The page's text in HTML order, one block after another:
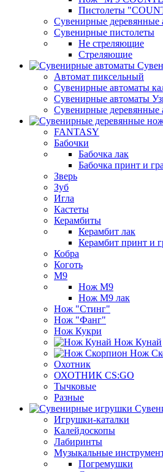
Пистолеты
Сувенирные деревянные
Сувенирные пистолеты
Не стреляющие
Стреляющие
Автомат пиксельный
Сувенирные автоматы
Сувенирные автоматы
Сувенирные
FANTASY
Бабочки
Бабочка лак
Бабочка принт и
Зверь
Зуб
Игла
Кастеты
Керамбиты
Керамбит лак
Керамбит принт и
Кобра
Коготь
М9
Нож М9
Нож М9 лак
Нож "Стинг"
Нож "Фанг"
Нож Кукри
Нож Кунай
Нож
Охотник
ОХОТНИК CS:GO
Тычковые
Разные
Игрушки-каталки
Калейдоскопы
Лабиринты
Музыкальные
Погремушки